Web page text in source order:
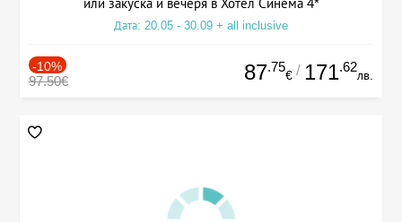
или закуска и вечеря в Хотел Синема 4*
Дата: 20.05 - 30.09 + all inclusive
-10%
97.50€ 87.75
€ / 171.62
лв.